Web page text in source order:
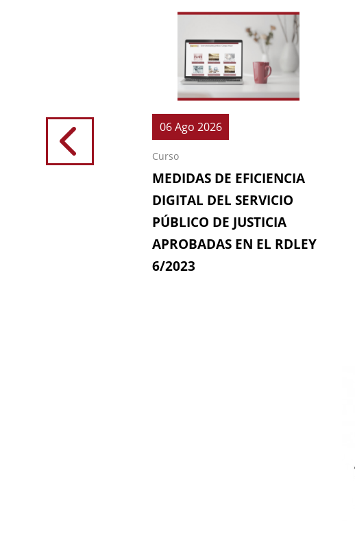
06 Ago 2026
Curso
MEDIDAS DE EFICIENCIA
DIGITAL DEL SERVICIO
PÚBLICO DE JUSTICIA
APROBADAS EN EL RDLEY
6/2023